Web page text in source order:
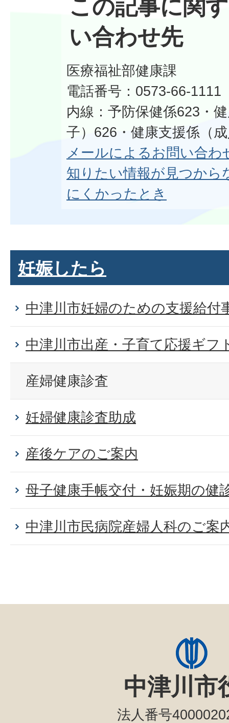
この記事に関
い合わせ先
医療福祉部健康課
電話番号：0573-66-1111
内線：予防保健係623・
子）626・健康支援係（
メールによるお問い合わ
知りたい情報が見つから
にくかったとき
妊娠したら
中津川市妊婦のための支援給付
中津川市出産・子育て応援ギフ
産婦健康診査
妊婦健康診査助成
産後ケアのご案内
母子健康手帳交付・妊娠期の健
中津川市民病院産婦人科のご案
中津川市
法人番号